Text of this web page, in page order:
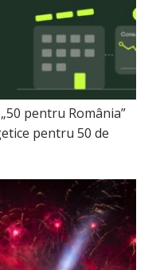
pentru România”
pentru 50 de